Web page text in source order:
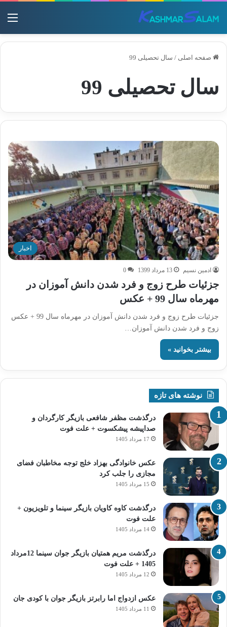
صفحه اصلی / سال تحصیلی 99
سال تحصیلی 99
اخبار
ادمین نسیم 13 مرداد 1399 0
جزئیات طرح زوج و فرد شدن دانش آموزان در
مهرماه سال 99 + عکس
جزئیات طرح زوج و فرد شدن دانش آموزان در مهرماه سال 99 + عکس
زوج و فرد شدن دانش آموزان…
بیشتر بخوانید »
نوشته های تازه
درگذشت مظفر شافعی بازیگر کارگردان و
صداپیشه پیشکسوت + علت فوت
17 مرداد 1405
عکس خانوادگی بهزاد خلج توجه مخاطبان فضای
مجازی را جلب کرد
15 مرداد 1405
درگذشت کاوه کاویان بازیگر سینما و تلویزیون +
علت فوت
14 مرداد 1405
درگذشت مریم همتیان بازیگر جوان سینما 12مرداد
1405 + علت فوت
12 مرداد 1405
عکس ازدواج اما رابرتز بازیگر جوان با کودی جان
11 مرداد 1405